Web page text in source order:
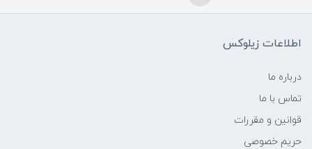
اطلاعات زیلوکس
درباره ما
تماس با ما
قوانین و مقررات
حریم خصوصی